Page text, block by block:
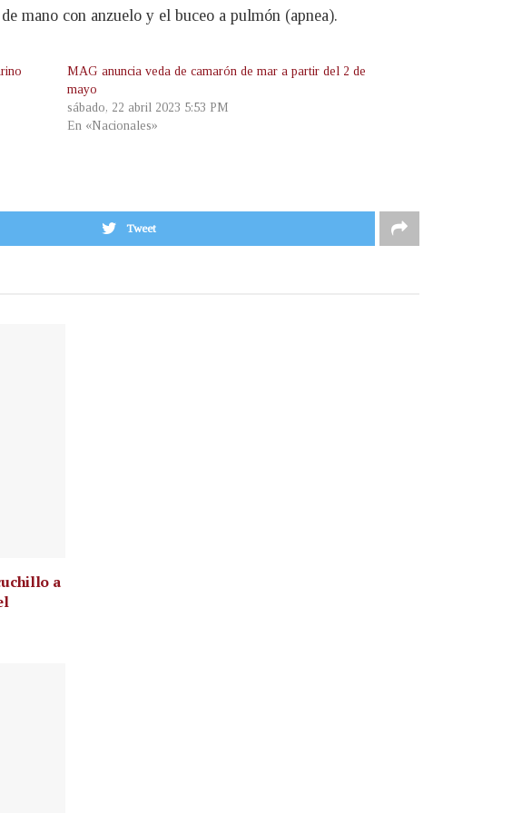
mano con anzuelo y el buceo a pulmón (apnea).
MAG anuncia veda de camarón de mar a partir del 2 de
mayo
sábado, 22 abril 2023 5:53 PM
En «Nacionales»
Tweet
a